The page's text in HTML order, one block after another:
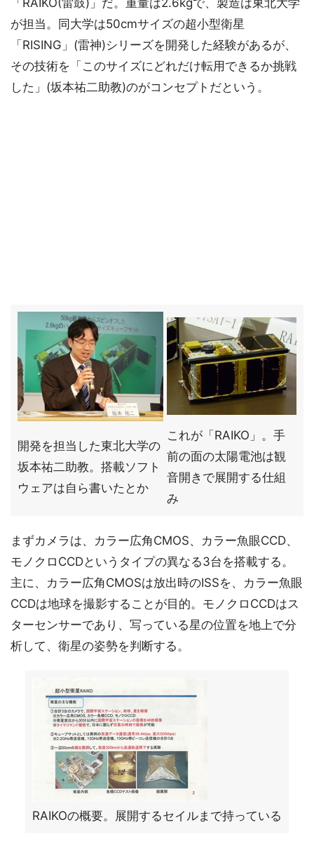
「RAIKO(雷鼓)」だ。重量は2.6kgで、製造は東北大学
が担当。同大学は50cmサイズの超小型衛星
「RISING」(雷神)シリーズを開発した経験があるが、
その技術を「このサイズにどれだけ転用できるか挑戦
した」(坂本祐二助教)のがコンセプトだという。
開発を担当した東北大学の
坂本祐二助教。搭載ソフト
ウェアは自ら書いたとか
これが「RAIKO」。手
前の面の太陽電池は観
音開きで展開する仕組
み
まずカメラは、カラー広角CMOS、カラー魚眼CCD、
モノクロCCDというタイプの異なる3台を搭載する。
主に、カラー広角CMOSは放出時のISSを、カラー魚眼
CCDは地球を撮影することが目的。モノクロCCDはス
ターセンサーであり、写っている星の位置を地上で分
析して、衛星の姿勢を判断する。
RAIKOの概要。展開するセイルまで持っている